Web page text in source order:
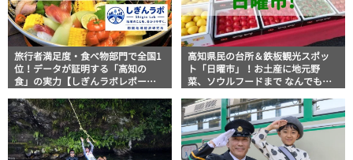
旅行者満足度・食べ物部門で全国1
位！データが証明する「高知の
食」の実力【しぎんラボレポー
高知県民の台所＆鉄板観光スポッ
ト「日曜市」！お土産に地元野
菜、ソウルフードまで なんでもそ
説！